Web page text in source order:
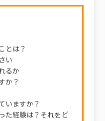
とは？
い
るか
か？
いますか？
た経験は？それをど